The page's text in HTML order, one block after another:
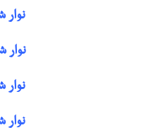
نوار
نوار
نوار
نوار